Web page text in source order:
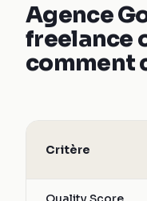
Agence
freelance
comment
Critère